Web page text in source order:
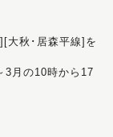
大秋･居森平線]を
3月の10時から17